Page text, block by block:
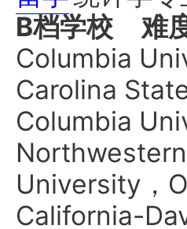
B档学校
难
Columbia
Carolina
Columbia
University，
California-